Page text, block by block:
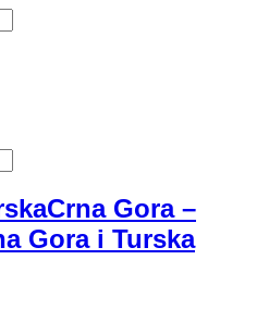
Crna Gora –
Gora i Turska